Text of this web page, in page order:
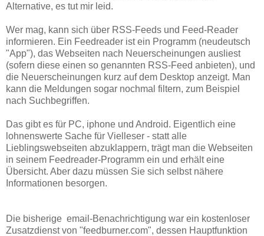
Alternative, es tut mir leid.
Wer mag, kann sich über RSS-Feeds und Feed-Reader
informieren. Ein Feedreader ist ein Programm (neudeutsch
"App"), das Webseiten nach Neuerscheinungen ausliest
(sofern diese einen so genannten RSS-Feed anbieten), und
die Neuerscheinungen kurz auf dem Desktop anzeigt. Man
kann die Meldungen sogar nochmal filtern, zum Beispiel
nach Suchbegriffen.
Das gibt es für PC, iphone und Android. Eigentlich eine
lohnenswerte Sache für Vielleser - statt alle
Lieblingswebseiten abzuklappern, trägt man die Webseiten
in seinem Feedreader-Programm ein und erhält eine
Übersicht. Aber dazu müssen Sie sich selbst nähere
Informationen besorgen.
Die bisherige email-Benachrichtigung war ein kostenloser
Zusatzdienst von "feedburner.com", dessen Hauptfunktion